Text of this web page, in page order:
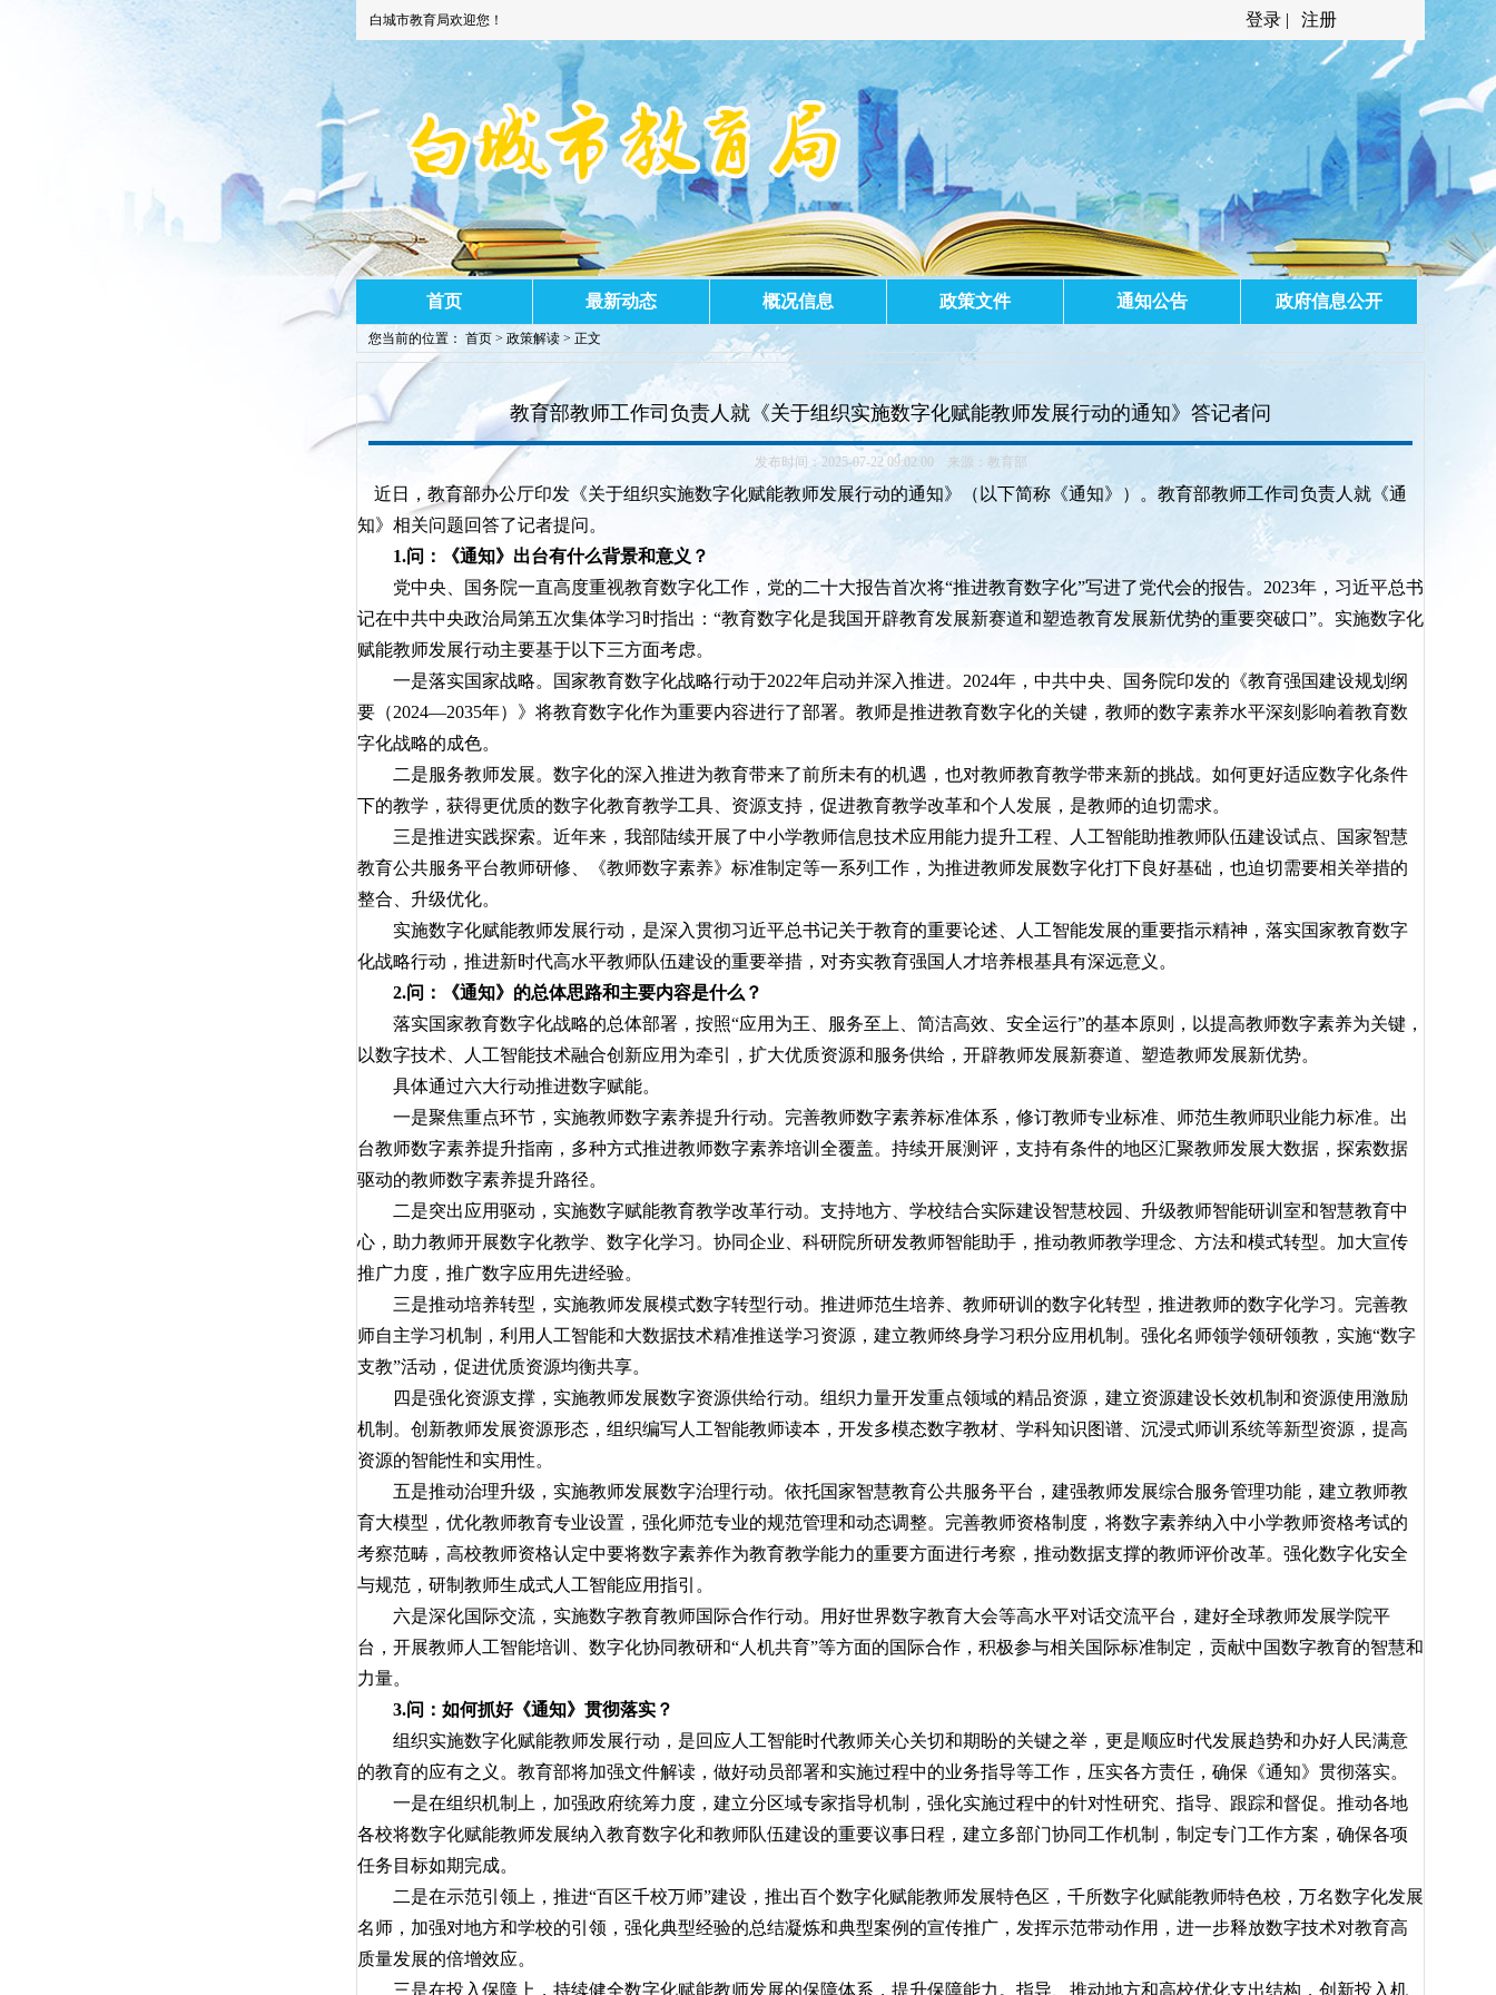
白城市教育局欢迎您！ 登录 | 注册
首页 最新动态 概况信息 政策文件 通知公告 政府信息公开
您当前的位置： 首页 > 政策解读 > 正文
教育部教师工作司负责人就《关于组织实施数字化赋能教师发展行动的通知》答记者问
发布时间：2025-07-22 09:02:00 来源： 教育部
近日，教育部办公厅印发《关于组织实施数字化赋能教师发展行动的通知》（以下简称《通知》）。教育部教师工作司负责人就《通
知》相关问题回答了记者提问。
1.问：《通知》出台有什么背景和意义？
党中央、国务院一直高度重视教育数字化工作，党的二十大报告首次将“推进教育数字化”写进了党代会的报告。2023年，习近平总书
记在中共中央政治局第五次集体学习时指出：“教育数字化是我国开辟教育发展新赛道和塑造教育发展新优势的重要突破口”。实施数字化
赋能教师发展行动主要基于以下三方面考虑。
一是落实国家战略。国家教育数字化战略行动于2022年启动并深入推进。2024年，中共中央、国务院印发的《教育强国建设规划纲
要（2024—2035年）》将教育数字化作为重要内容进行了部署。教师是推进教育数字化的关键，教师的数字素养水平深刻影响着教育数
字化战略的成色。
二是服务教师发展。数字化的深入推进为教育带来了前所未有的机遇，也对教师教育教学带来新的挑战。如何更好适应数字化条件
下的教学，获得更优质的数字化教育教学工具、资源支持，促进教育教学改革和个人发展，是教师的迫切需求。
三是推进实践探索。近年来，我部陆续开展了中小学教师信息技术应用能力提升工程、人工智能助推教师队伍建设试点、国家智慧
教育公共服务平台教师研修、《教师数字素养》标准制定等一系列工作，为推进教师发展数字化打下良好基础，也迫切需要相关举措的
整合、升级优化。
实施数字化赋能教师发展行动，是深入贯彻习近平总书记关于教育的重要论述、人工智能发展的重要指示精神，落实国家教育数字
化战略行动，推进新时代高水平教师队伍建设的重要举措，对夯实教育强国人才培养根基具有深远意义。
2.问：《通知》的总体思路和主要内容是什么？
落实国家教育数字化战略的总体部署，按照“应用为王、服务至上、简洁高效、安全运行”的基本原则，以提高教师数字素养为关键，
以数字技术、人工智能技术融合创新应用为牵引，扩大优质资源和服务供给，开辟教师发展新赛道、塑造教师发展新优势。
具体通过六大行动推进数字赋能。
一是聚焦重点环节，实施教师数字素养提升行动。完善教师数字素养标准体系，修订教师专业标准、师范生教师职业能力标准。出
台教师数字素养提升指南，多种方式推进教师数字素养培训全覆盖。持续开展测评，支持有条件的地区汇聚教师发展大数据，探索数据
驱动的教师数字素养提升路径。
二是突出应用驱动，实施数字赋能教育教学改革行动。支持地方、学校结合实际建设智慧校园、升级教师智能研训室和智慧教育中
心，助力教师开展数字化教学、数字化学习。协同企业、科研院所研发教师智能助手，推动教师教学理念、方法和模式转型。加大宣传
推广力度，推广数字应用先进经验。
三是推动培养转型，实施教师发展模式数字转型行动。推进师范生培养、教师研训的数字化转型，推进教师的数字化学习。完善教
师自主学习机制，利用人工智能和大数据技术精准推送学习资源，建立教师终身学习积分应用机制。强化名师领学领研领教，实施“数字
支教”活动，促进优质资源均衡共享。
四是强化资源支撑，实施教师发展数字资源供给行动。组织力量开发重点领域的精品资源，建立资源建设长效机制和资源使用激励
机制。创新教师发展资源形态，组织编写人工智能教师读本，开发多模态数字教材、学科知识图谱、沉浸式师训系统等新型资源，提高
资源的智能性和实用性。
五是推动治理升级，实施教师发展数字治理行动。依托国家智慧教育公共服务平台，建强教师发展综合服务管理功能，建立教师教
育大模型，优化教师教育专业设置，强化师范专业的规范管理和动态调整。完善教师资格制度，将数字素养纳入中小学教师资格考试的
考察范畴，高校教师资格认定中要将数字素养作为教育教学能力的重要方面进行考察，推动数据支撑的教师评价改革。强化数字化安全
与规范，研制教师生成式人工智能应用指引。
六是深化国际交流，实施数字教育教师国际合作行动。用好世界数字教育大会等高水平对话交流平台，建好全球教师发展学院平
台，开展教师人工智能培训、数字化协同教研和“人机共育”等方面的国际合作，积极参与相关国际标准制定，贡献中国数字教育的智慧和
力量。
3.问：如何抓好《通知》贯彻落实？
组织实施数字化赋能教师发展行动，是回应人工智能时代教师关心关切和期盼的关键之举，更是顺应时代发展趋势和办好人民满意
的教育的应有之义。教育部将加强文件解读，做好动员部署和实施过程中的业务指导等工作，压实各方责任，确保《通知》贯彻落实。
一是在组织机制上，加强政府统筹力度，建立分区域专家指导机制，强化实施过程中的针对性研究、指导、跟踪和督促。推动各地
各校将数字化赋能教师发展纳入教育数字化和教师队伍建设的重要议事日程，建立多部门协同工作机制，制定专门工作方案，确保各项
任务目标如期完成。
二是在示范引领上，推进“百区千校万师”建设，推出百个数字化赋能教师发展特色区，千所数字化赋能教师特色校，万名数字化发展
名师，加强对地方和学校的引领，强化典型经验的总结凝炼和典型案例的宣传推广，发挥示范带动作用，进一步释放数字技术对教育高
质量发展的倍增效应。
三是在投入保障上，持续健全数字化赋能教师发展的保障体系，提升保障能力。指导、推动地方和高校优化支出结构，创新投入机